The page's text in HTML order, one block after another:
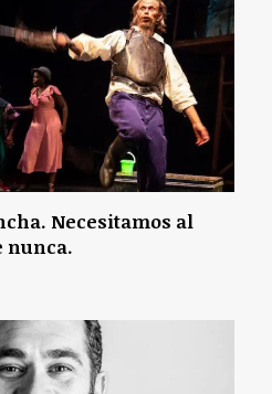
Necesitamos al
nunca.